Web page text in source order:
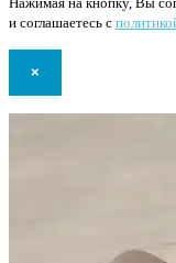
и соглашаетесь с
×